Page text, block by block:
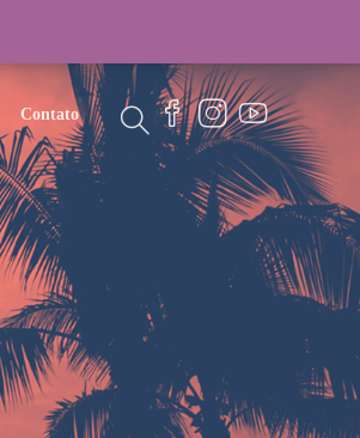
Contato